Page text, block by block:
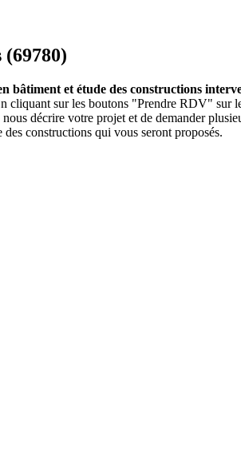
bâtiment et étude des constructions
sur les boutons "Prendre RDV" sur
décrire votre projet et de demander
constructions qui vous seront proposés.